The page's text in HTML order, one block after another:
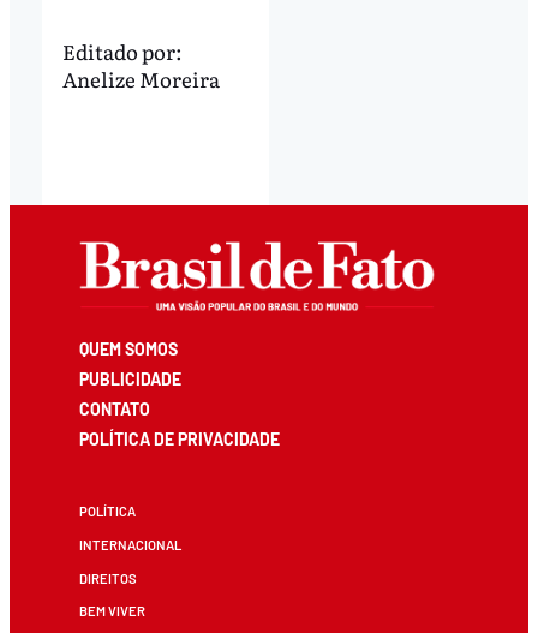
Editado por:
Anelize Moreira
QUEM SOMOS
PUBLICIDADE
CONTATO
POLÍTICA DE PRIVACIDADE
POLÍTICA
INTERNACIONAL
DIREITOS
BEM VIVER